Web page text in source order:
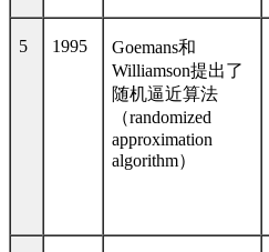
5 1995 Goemans和
Williamson提出了
随机逼近算法
（randomized
approximation
algorithm）